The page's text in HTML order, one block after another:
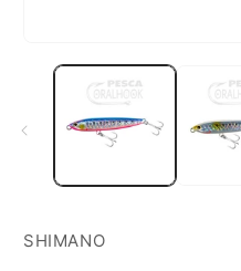
elemento
una
SHIMANO